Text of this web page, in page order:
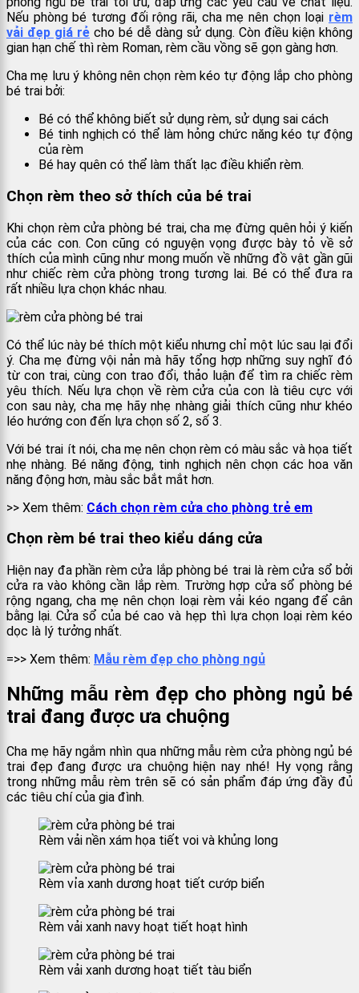
Nếu phòng bé tương đối rộng rãi, cha mẹ nên chọn loại rèm
vải đẹp giá rẻ cho bé dễ dàng sử dụng. Còn điều kiện không
gian hạn chế thì rèm Roman, rèm cầu vồng sẽ gọn gàng hơn.
Cha mẹ lưu ý không nên chọn rèm kéo tự động lắp cho phòng
bé trai bởi:
Bé có thể không biết sử dụng rèm, sử dụng sai cách
Bé tinh nghịch có thể làm hỏng chức năng kéo tự động
của rèm
Bé hay quên có thể làm thất lạc điều khiển rèm.
Chọn rèm theo sở thích của bé trai
Khi chọn rèm cửa phòng bé trai, cha mẹ đừng quên hỏi ý kiến
của các con. Con cũng có nguyện vọng được bày tỏ về sở
thích của mình cũng như mong muốn về những đồ vật gần gũi
như chiếc rèm cửa phòng trong tương lai. Bé có thể đưa ra
rất nhiều lựa chọn khác nhau.
Có thể lúc này bé thích một kiểu nhưng chỉ một lúc sau lại đổi
ý. Cha mẹ đừng vội nản mà hãy tổng hợp những suy nghĩ đó
từ con trai, cùng con trao đổi, thảo luận để tìm ra chiếc rèm
yêu thích. Nếu lựa chọn về rèm cửa của con là tiêu cực với
con sau này, cha mẹ hãy nhẹ nhàng giải thích cũng như khéo
léo hướng con đến lựa chọn số 2, số 3.
Với bé trai ít nói, cha mẹ nên chọn rèm có màu sắc và họa tiết
nhẹ nhàng. Bé năng động, tinh nghịch nên chọn các hoa văn
năng động hơn, màu sắc bắt mắt hơn.
>> Xem thêm: Cách chọn rèm cửa cho phòng trẻ em
Chọn rèm bé trai theo kiểu dáng cửa
Hiện nay đa phần rèm cửa lắp phòng bé trai là rèm cửa sổ bởi
cửa ra vào không cần lắp rèm. Trường hợp cửa sổ phòng bé
rộng ngang, cha mẹ nên chọn loại rèm vải kéo ngang để cân
bằng lại. Cửa sổ của bé cao và hẹp thì lựa chọn loại rèm kéo
dọc là lý tưởng nhất.
=>> Xem thêm: Mẫu rèm đẹp cho phòng ngủ
Những mẫu rèm đẹp cho phòng ngủ bé
trai đang được ưa chuộng
Cha mẹ hãy ngắm nhìn qua những mẫu rèm cửa phòng ngủ bé
trai đẹp đang được ưa chuộng hiện nay nhé! Hy vọng rằng
trong những mẫu rèm trên sẽ có sản phẩm đáp ứng đầy đủ
các tiêu chí của gia đình.
Rèm vải nền xám họa tiết voi và khủng long
Rèm vỉa xanh dương hoạt tiết cướp biển
Rèm vải xanh navy hoạt tiết hoạt hình
Rèm vải xanh dương hoạt tiết tàu biển